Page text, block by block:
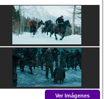
Ver Imágenes